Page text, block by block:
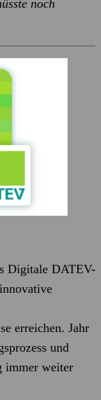
noch
Digitale DATEV-
erreichen. Jahr
und
immer weiter